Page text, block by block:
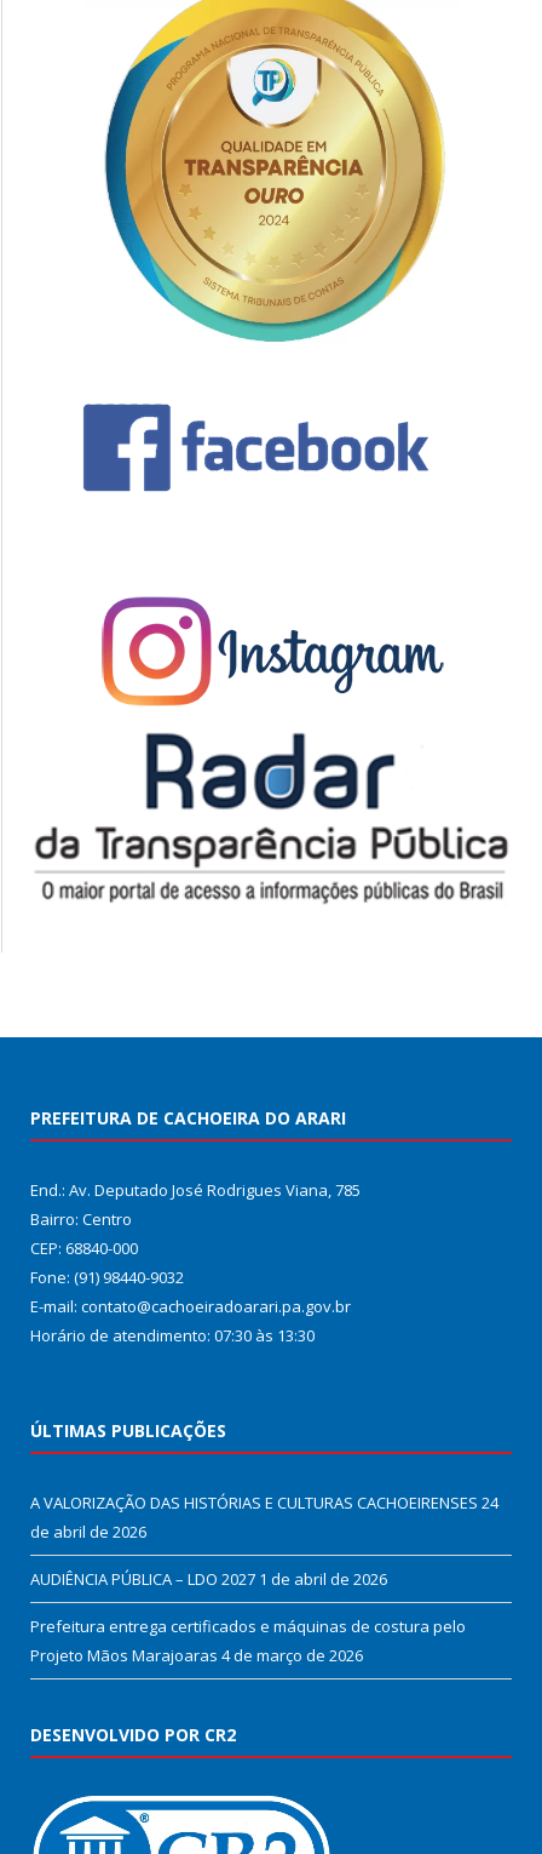
PREFEITURA DE CACHOEIRA DO ARARI
End.: Av. Deputado José Rodrigues Viana, 785
Bairro: Centro
CEP: 68840-000
Fone: (91) 98440-9032
E-mail: contato@cachoeiradoarari.pa.gov.br
Horário de atendimento: 07:30 às 13:30
ÚLTIMAS PUBLICAÇÕES
A VALORIZAÇÃO DAS HISTÓRIAS E CULTURAS CACHOEIRENSES 24
de abril de 2026
AUDIÊNCIA PÚBLICA – LDO 2027 1 de abril de 2026
Prefeitura entrega certificados e máquinas de costura pelo
Projeto Mãos Marajoaras 4 de março de 2026
DESENVOLVIDO POR CR2